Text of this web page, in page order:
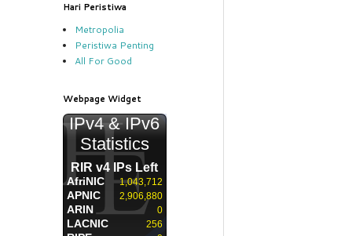
Hari Peristiwa
Metropolia
Peristiwa Penting
All For Good
Webpage Widget